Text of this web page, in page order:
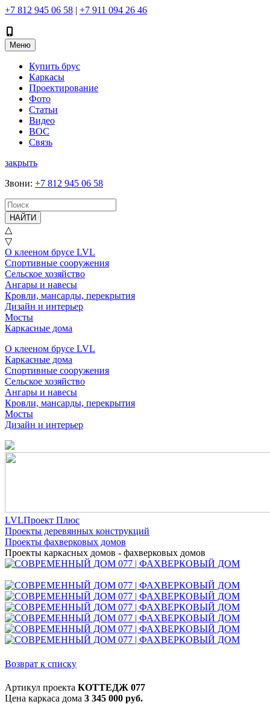
+7 812 945 06 58 | +7 911 094 26 46
Меню
Купить брус
Каркасы
Проектирование
Фото
Статьи
Видео
ВОС
Связь
закрыть
Звони: +7 812 945 06 58
НАЙТИ
△
▽
О клееном брусе LVL
Спортивные сооружения
Сельское хозяйство
Ангары и навесы
Кровли, мансарды, перекрытия
Дизайн и интерьер
Мосты
Каркасные дома
О клееном брусе LVL
Каркасные дома
Спортивные сооружения
Сельское хозяйство
Ангары и навесы
Кровли, мансарды, перекрытия
Мосты
Дизайн и интерьер
LVLПроект Плюс
Проекты деревянных конструкций
Проекты фахверковых домов
Проекты каркасных домов - фахверковых домов
Возврат к списку
Артикул проекта КОТТЕДЖ 077
Цена каркаса дома 3 345 000 руб.